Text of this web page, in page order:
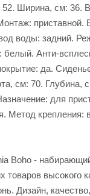
Ширина, см: 36.
приставной.
воды: задний.
Анти-
да.
см: 70. Глубина,
для
Метод крепления:
Boho -
товаров высокого
Дизайн,